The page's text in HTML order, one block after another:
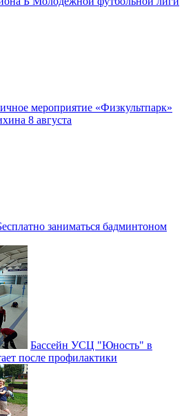
мероприятие «Физкультпарк»
8 августа
заниматься бадминтоном
Бассейн УСЦ "Юность" в
после профилактики